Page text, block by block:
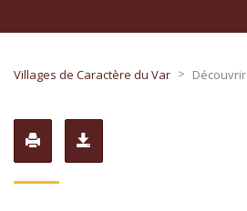
Villages de Caractère du Var > Découvrir